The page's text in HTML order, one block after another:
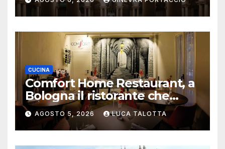
CUCINA
Comfort Home Restaurant, a
Bologna il ristorante che
trasforma l’ospitalità in
un’esperienza di casa
AGOSTO 5, 2026 LUCA TALOTTA